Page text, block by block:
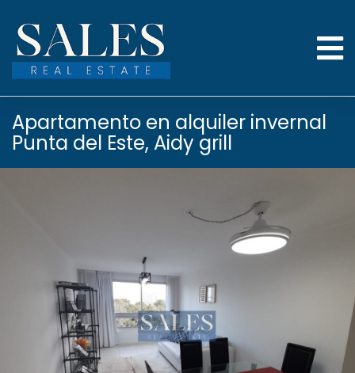
Apartamento en alquiler invernal
Punta del Este, Aidy grill